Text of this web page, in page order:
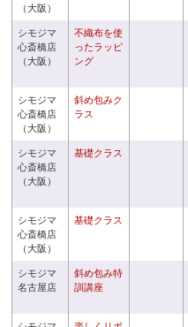
（大阪）
シモジマ
心斎橋店
（大阪）
不織布を使
ったラッピ
ング
シモジマ
心斎橋店
（大阪）
斜め包みク
ラス
シモジマ
心斎橋店
（大阪）
基礎クラス
シモジマ
心斎橋店
（大阪）
基礎クラス
シモジマ
名古屋店
斜め包み特
訓講座